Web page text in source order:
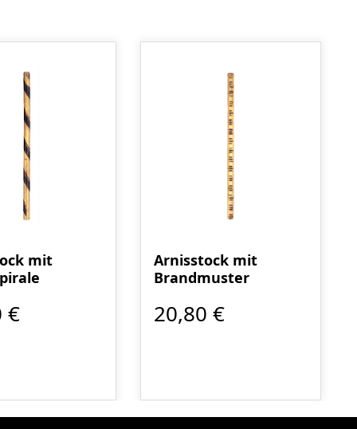
mit
€
Arnisstock mit
Brandmuster
20,80 €